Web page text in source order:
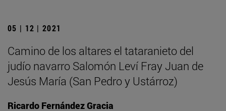
05 | 12 | 2021
Camino de los altares el tataranieto del
judío navarro Salomón Leví Fray Juan de
Jesús María (San Pedro y Ustárroz)
Ricardo Fernández Gracia